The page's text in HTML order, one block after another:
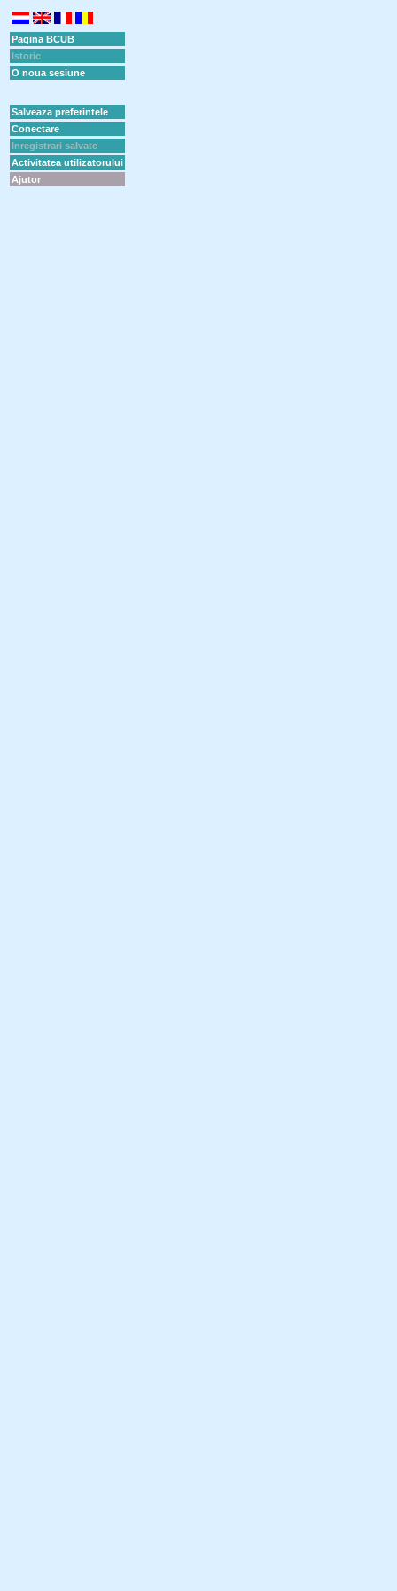
Pagina BCUB
Istoric
O noua sesiune
Salveaza preferintele
Conectare
Inregistrari salvate
Activitatea utilizatorului
Ajutor